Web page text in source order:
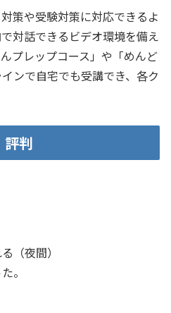
策や受験対策に対応できるよ
対話できるビデオ環境を備え
プレップコース」や「めんど
ンで自宅でも受講でき、各ク
評判
（夜間）
。